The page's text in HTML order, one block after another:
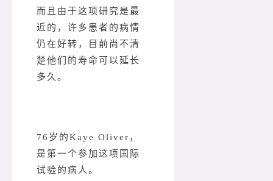
而且由于这项研究是最
近的，许多患者的病情
仍在好转，目前尚不清
楚他们的寿命可以延长
多久。
76岁的Kaye Oliver，
是第一个参加这项国际
试验的病人。